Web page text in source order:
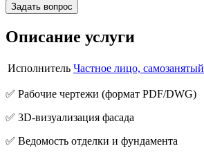
Задать вопрос
Описание услуги
Исполнитель Частное лицо, самозанятый
✅ Рабочие чертежи (формат PDF/DWG)
✅ 3D-визуализация фасада
✅ Ведомость отделки и фундамента